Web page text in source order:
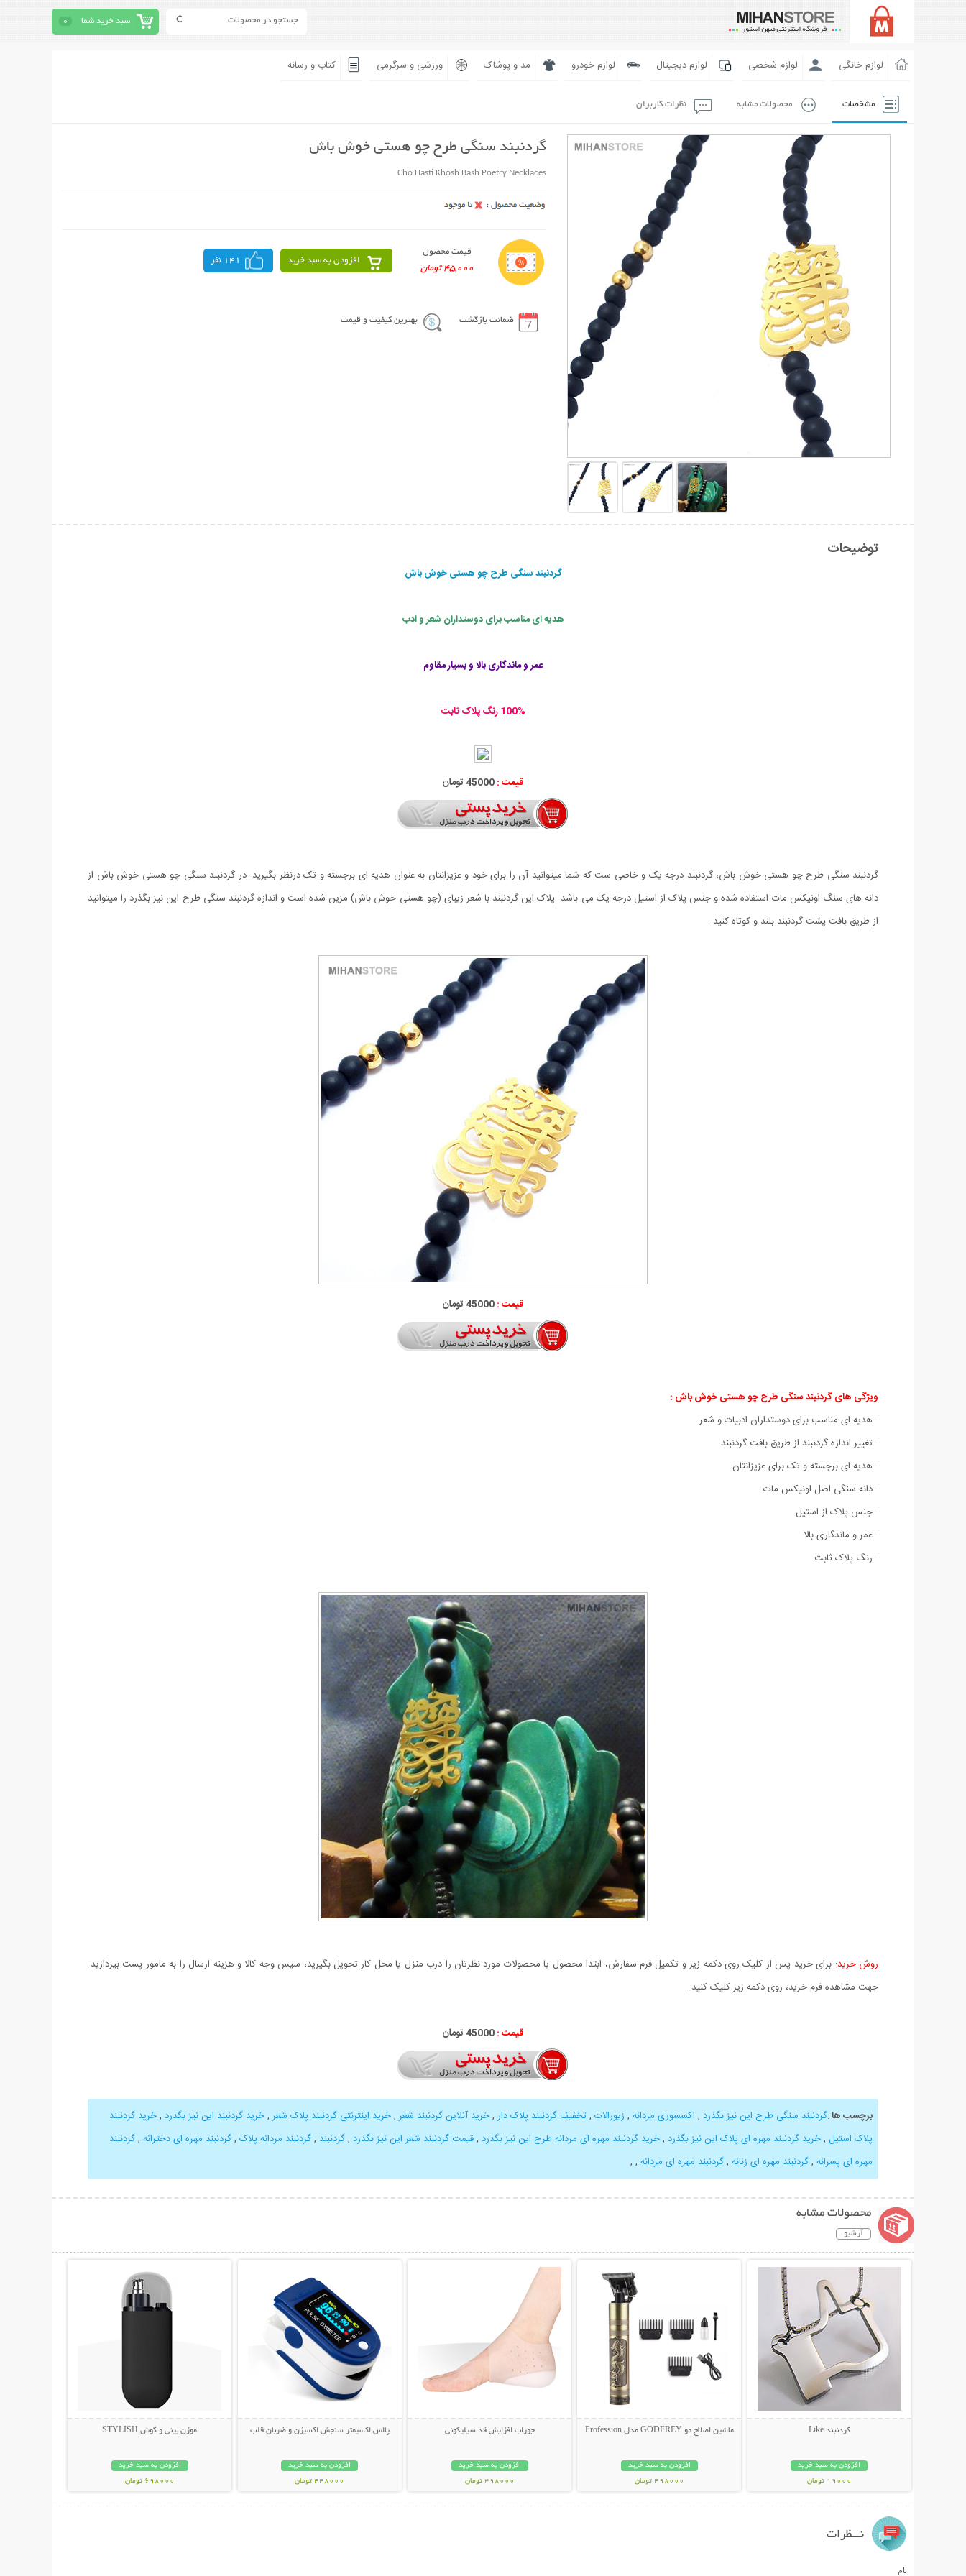
سبد خرید شما 0
لوازم خانگی لوازم شخصی لوازم دیجیتال لوازم خودرو مد و پوشاک ورزشی و سرگرمی کتاب و رسانه
مشخصات محصولات مشابه نظرات کاربران
گردنبند سنگی طرح چو هستی خوش باش
Cho Hasti Khosh Bash Poetry Necklaces
قیمت محصول
45,000 تومان
افزودن به سبد خرید 141 نفر
ضمانت بازگشت بهترین کیفیت و قیمت
توضیحات
گردنبند سنگی طرح چو هستی خوش باش
هدیه ای مناسب برای دوستداران شعر و ادب
عمر و ماندگاری بالا و بسیار مقاوم
100% رنگ پلاک ثابت
قیمت :45000 تومان
گردنبند سنگی طرح چو هستی خوش باش، گردنبند درجه یک و خاصی ست که شما میتوانید آن را برای خود و عزیزانتان به عنوان هدیه ای برجسته و تک درنظر بگیرید. در گردنبند سنگی چو هستی خوش باش از
دانه های سنگ اونیکس مات استفاده شده و جنس پلاک از استیل درجه یک می باشد. پلاک این گردنبند با شعر زیبای (چو هستی خوش باش) مزین شده است و اندازه گردنبند سنگی طرح این نیز بگذرد را میتوانید
از طریق بافت پشت گردنبند بلند و کوتاه کنید.
قیمت :45000 تومان
ویژگی های گردنبند سنگی طرح چو هستی خوش باش :
- هدیه ای مناسب برای دوستداران ادبیات و شعر
- تغییر اندازه گردنبند از طریق بافت گردنبند
- هدیه ای برجسته و تک برای عزیزانتان
- دانه سنگی اصل اونیکس مات
- جنس پلاک از استیل
- عمر و ماندگاری بالا
- رنگ پلاک ثابت
روش خرید: برای خرید پس از کلیک روی دکمه زیر و تکمیل فرم سفارش، ابتدا محصول یا محصولات مورد نظرتان را درب منزل یا محل کار تحویل بگیرید، سپس وجه کالا و هزینه ارسال را به مامور پست بپردازید.
جهت مشاهده فرم خرید، روی دکمه زیر کلیک کنید.
قیمت : 45000 تومان
برچسب ها:گردنبند سنگی طرح این نیز بگذرد , اکسسوری مردانه , زیورالات , تخفیف گردنبند پلاک دار ,خرید آنلاین گردنبند شعر ,خرید اینترنتی گردنبند پلاک شعر ,خرید گردنبند این نیز بگذرد ,خرید گردنبند
پلاک استیل ,خرید گردنبند مهره ای پلاک این نیز بگذرد ,خرید گردنبند مهره ای مردانه طرح این نیز بگذرد ,قیمت گردنبند شعر این نیز بگذرد ,گردنبند ,گردنبند مردانه پلاک ,گردنبند مهره ای دخترانه ,گردنبند
مهره ای پسرانه ,گردنبند مهره ای زنانه ,گردنبند مهره ای مردانه ,
,
محصولات مشابه
آرشیو
گردنبند Like
افزودن به سبد خرید
19000 تومان
ماشین اصلاح مو GODFREY مدل Profession
افزودن به سبد خرید
498000 تومان
جوراب افزایش قد سیلیکونی
افزودن به سبد خرید
498000 تومان
پالس اکسیمتر سنجش اکسیژن و ضربان قلب
افزودن به سبد خرید
448000 تومان
موزن بینی و گوش STYLISH
افزودن به سبد خرید
698000 تومان
نـــظرات
نام